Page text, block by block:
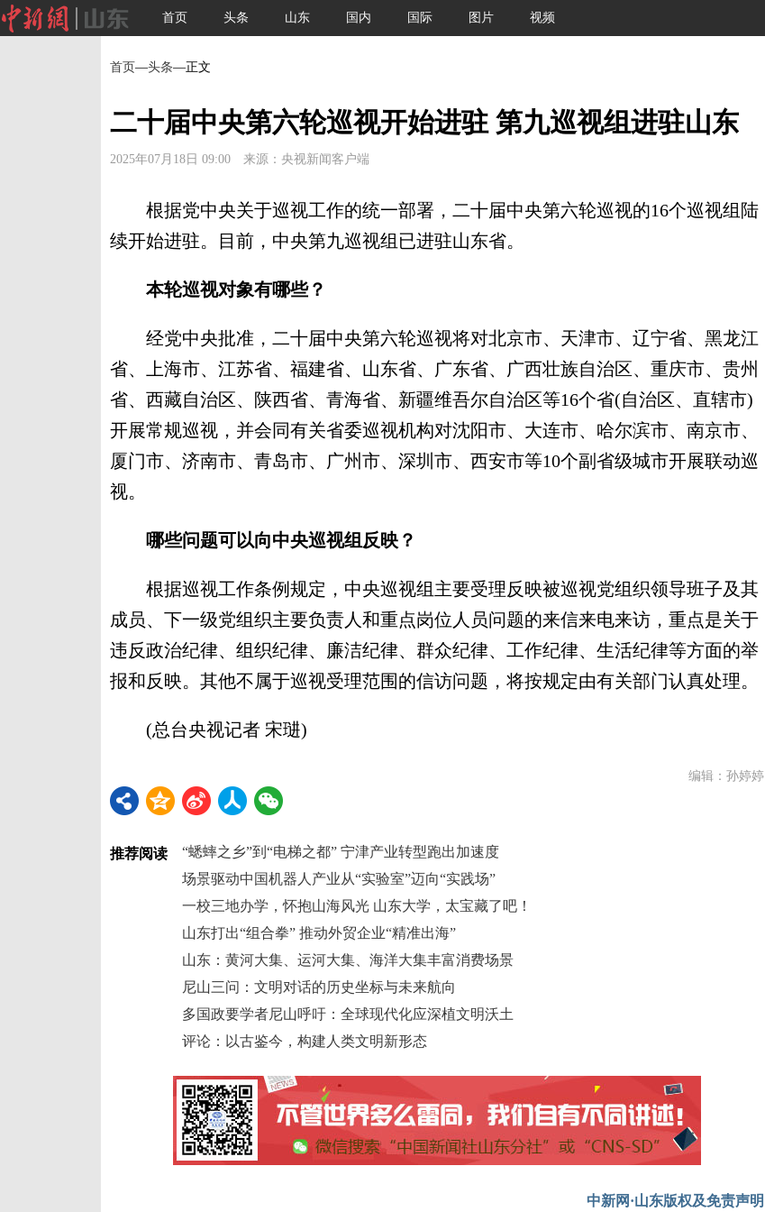
首页 头条 山东 国内 国际 图片 视频
首页—头条—正文
二十届中央第六轮巡视开始进驻 第九巡视组进驻山东
2025年07月18日 09:00 来源：央视新闻客户端
根据党中央关于巡视工作的统一部署，二十届中央第六轮巡视的16个巡视组陆
续开始进驻。目前，中央第九巡视组已进驻山东省。
本轮巡视对象有哪些？
经党中央批准，二十届中央第六轮巡视将对北京市、天津市、辽宁省、黑龙江
省、上海市、江苏省、福建省、山东省、广东省、广西壮族自治区、重庆市、贵州
省、西藏自治区、陕西省、青海省、新疆维吾尔自治区等16个省(自治区、直辖市)
开展常规巡视，并会同有关省委巡视机构对沈阳市、大连市、哈尔滨市、南京市、
厦门市、济南市、青岛市、广州市、深圳市、西安市等10个副省级城市开展联动巡
视。
哪些问题可以向中央巡视组反映？
根据巡视工作条例规定，中央巡视组主要受理反映被巡视党组织领导班子及其
成员、下一级党组织主要负责人和重点岗位人员问题的来信来电来访，重点是关于
违反政治纪律、组织纪律、廉洁纪律、群众纪律、工作纪律、生活纪律等方面的举
报和反映。其他不属于巡视受理范围的信访问题，将按规定由有关部门认真处理。
(总台央视记者 宋琎)
编辑：孙婷婷
推荐阅读
“蟋蟀之乡”到“电梯之都” 宁津产业转型跑出加速度
场景驱动中国机器人产业从“实验室”迈向“实践场”
一校三地办学，怀抱山海风光 山东大学，太宝藏了吧！
山东打出“组合拳” 推动外贸企业“精准出海”
山东：黄河大集、运河大集、海洋大集丰富消费场景
尼山三问：文明对话的历史坐标与未来航向
多国政要学者尼山呼吁：全球现代化应深植文明沃土
评论：以古鉴今，构建人类文明新形态
中新网·山东版权及免责声明